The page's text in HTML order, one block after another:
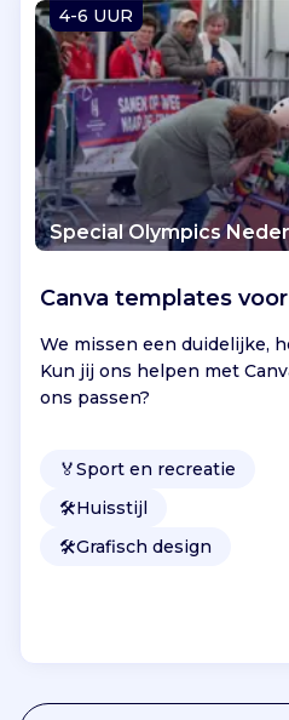
4-6 UUR
Special Olympics
Canva templates
We missen een duidelijke,
Kun jij ons helpen met
ons passen?
🏅Sport en recreatie
🛠️Huisstijl
🛠️Grafisch design